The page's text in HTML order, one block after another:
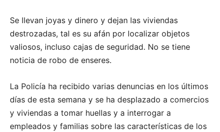
Se llevan joyas y dinero y dejan las viviendas
destrozadas, tal es su afán por localizar objetos
valiosos, incluso cajas de seguridad. No se tiene
noticia de robo de enseres.
La Policía ha recibido varias denuncias en los últimos
días de esta semana y se ha desplazado a comercios
y viviendas a tomar huellas y a interrogar a
empleados y familias sobre las características de los